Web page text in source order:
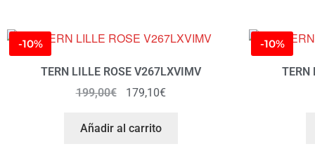
-10%
TERN LILLE ROSE V267LXVIMV
199,00€ 179,10€
Añadir al carrito
-10%
TERN